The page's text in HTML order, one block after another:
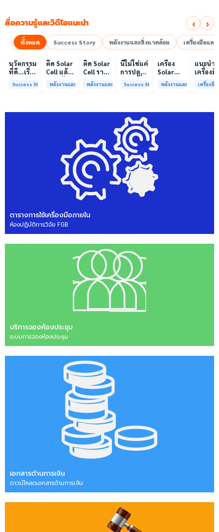
สื่อความรู้และวิดีโอแนะนำ ‹ ›
ทั้งหมด Success Story พลังงานและสิ่งแวดล้อม เครื่องมือแล
00:10
นวัตกรรม
ที่ดี…เริ่ม
ความร่วม
Success Story
00:10
ติด Solar
Cell แล้ว
ลดค่าไฟ
ได้จริง
พลังงานและสิ่งแวดล้อม
00:08
ติด Solar
Cell ราคา
แพง แต่
ค่าไฟ
พลังงานและสิ่งแวดล้อม
เล่นวิดีโอ
นี่ไม่ใช่แค่
การปลูก
คือการ
ให้ป่า
ต้นน้ำและ
ชุมชน
Success Story
เครื่อง
Solar
Simulator
มาตรฐาน
รับรอง
ISO/IEC17025
บริการ
พลังงานและสิ่งแวดล้อม
เล่
01:00
แนะนำ
เครื่องมื
วิเคราะ
ทดสอบ
การกลา
เครื่องมื
ตารางการใช้เครื่องมือภายใน
ห้องปฏิบัติการวิจัย FGB
บริการจองห้องประชุม
ระบบการจองห้องประชุม
เอกสารด้านการเงิน
ดาวน์โหลดเอกสารด้านการเงิน